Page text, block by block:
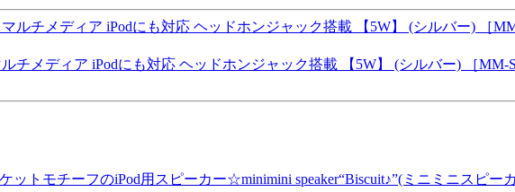
チメディア iPodにも対応 ヘッドホンジャック搭載 【5W】 (シルバー) ［
トモチーフのiPod用スピーカー☆minimini speaker“Biscuit♪”(ミニミニスピー